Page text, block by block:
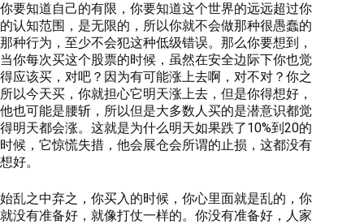
你要知道自己的有限，你要知道这个世界的远远超过你
的认知范围，是无限的，所以你就不会做那种很愚蠢的
那种行为，至少不会犯这种低级错误。那么你要想到，
当你每次买这个股票的时候，虽然在安全边际下你也觉
得应该买，对吧？因为有可能涨上去啊，对不对？你之
所以今天买，你就担心它明天涨上去，但是你得想好，
他也可能是腰斩，所以但是大多数人买的是潜意识都觉
得明天都会涨。这就是为什么明天如果跌了10%到20的
时候，它惊慌失措，他会展仓会所谓的止损，这都没有
想好。
始乱之中弃之，你买入的时候，你心里面就是乱的，你
就没有准备好，就像打仗一样的。你没有准备好，人家